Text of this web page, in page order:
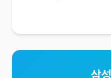
삼